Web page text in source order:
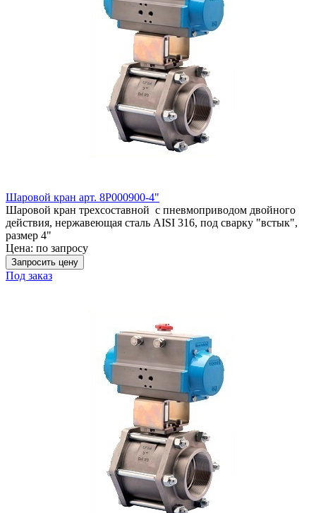
Шаровой кран арт. 8P000900-4"
Шаровой кран трехсоставной с пневмоприводом двойного
действия, нержавеющая сталь AISI 316, под сварку "встык",
размер 4"
Цена: по запросу
Запросить цену
Под заказ